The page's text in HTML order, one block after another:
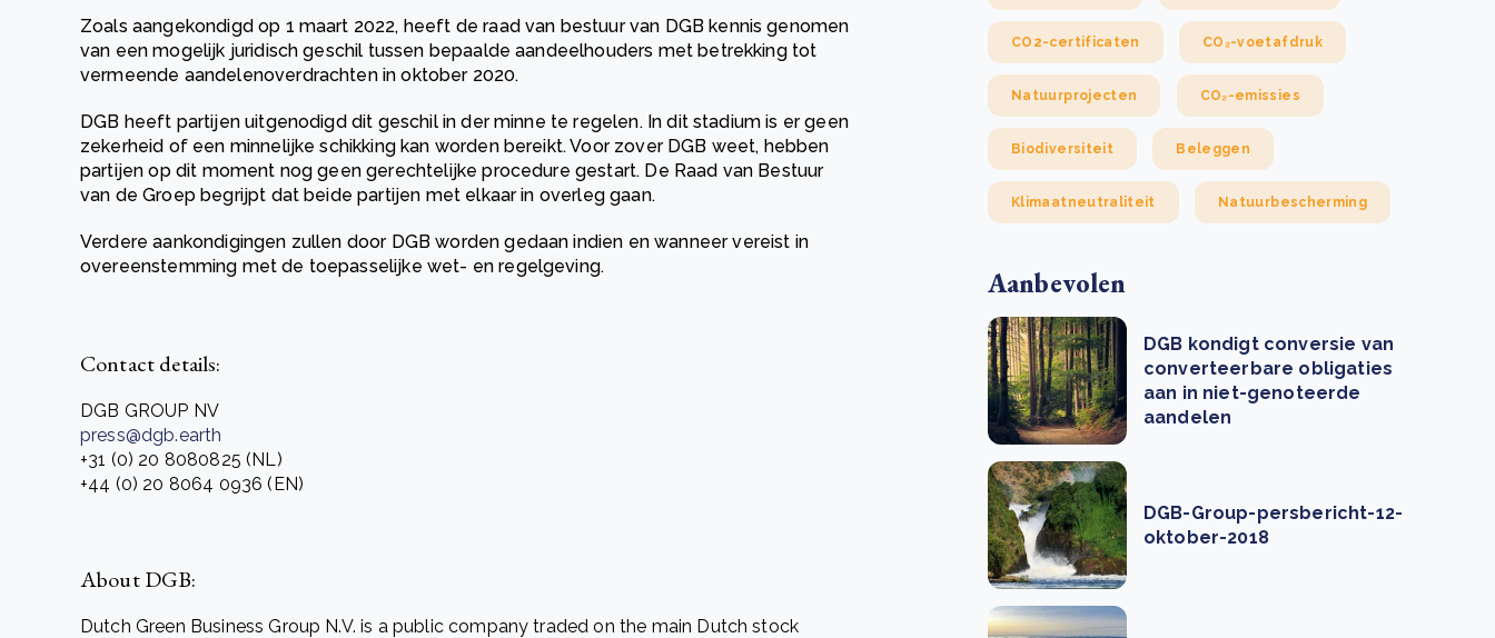
Zoals aangekondigd op 1 maart 2022, heeft de raad van bestuur van DGB kennis genomen
van een mogelijk juridisch geschil tussen bepaalde aandeelhouders met betrekking tot
vermeende aandelenoverdrachten in oktober 2020.
DGB heeft partijen uitgenodigd dit geschil in der minne te regelen. In dit stadium is er geen
zekerheid of een minnelijke schikking kan worden bereikt. Voor zover DGB weet, hebben
partijen op dit moment nog geen gerechtelijke procedure gestart. De Raad van Bestuur
van de Groep begrijpt dat beide partijen met elkaar in overleg gaan.
Verdere aankondigingen zullen door DGB worden gedaan indien en wanneer vereist in
overeenstemming met de toepasselijke wet- en regelgeving.
Contact details:
DGB GROUP NV
press@dgb.earth
+31 (0) 20 8080825 (NL)
+44 (0) 20 8064 0936 (EN)
About DGB:
Dutch Green Business Group N.V. is a public company traded on the main Dutch stock
CO2-certificaten CO₂-voetafdruk
Natuurprojecten CO₂-emissies
Biodiversiteit Beleggen
Klimaatneutraliteit Natuurbescherming
Aanbevolen
DGB kondigt conversie van
converteerbare obligaties
aan in niet-genoteerde
aandelen
DGB-Group-persbericht-12-
oktober-2018